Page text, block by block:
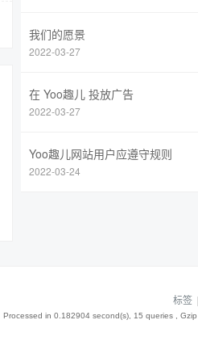
我们的愿景
2022-03-27
在 Yoo趣儿 投放广告
2022-03-27
Yoo趣儿网站用户应遵守规则
2022-03-24
标签 |
in 0.182904 second(s), 15 queries , Gzip